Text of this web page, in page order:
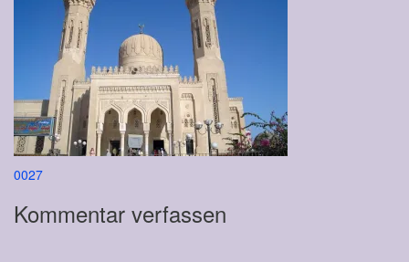
Beitragsnavigation
0027
Kommentar verfassen